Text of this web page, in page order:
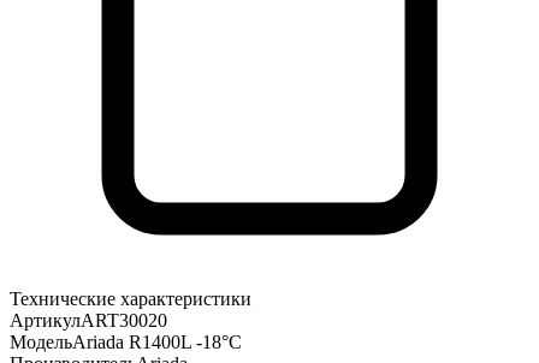
Технические характеристики
АртикулART30020
МодельAriada R1400L -18°С